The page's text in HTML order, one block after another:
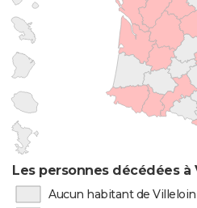
Les personnes décédées à
Aucun habitant de